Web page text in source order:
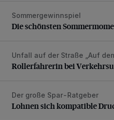
Die schönsten
Sommergewinnspiel
Die schönsten
Rollerfahrerin bei
Unfall auf der Straße „Auf
Rollerfahrerin bei
Lohnen sich kompatible
Der große Spar-Ratgeber
Lohnen sich kompatible